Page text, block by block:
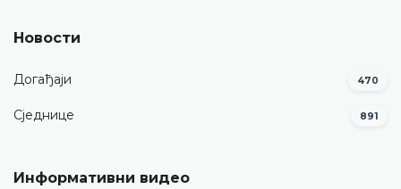
Новости
Догађаји 470
Сједнице 891
Информативни видео